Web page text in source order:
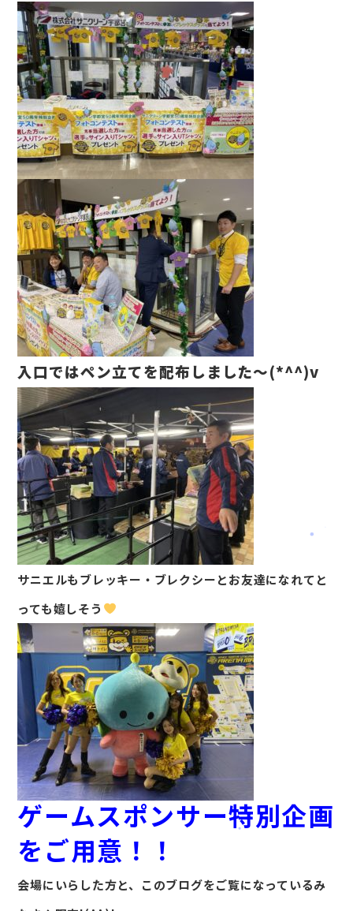
CSR活動
採用情報
お知らせ
ブログ
お問い合わせ
入口ではペン立てを配布しました～(*^^)v
サニエルもブレッキー・ブレクシーとお友達になれてと
っても嬉しそう
ゲームスポンサー特別企画
をご用意！！
会場にいらした方と、このブログをご覧になっているみ